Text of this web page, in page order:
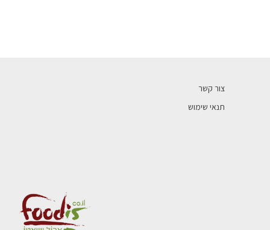
צור קשר
תנאי שימוש